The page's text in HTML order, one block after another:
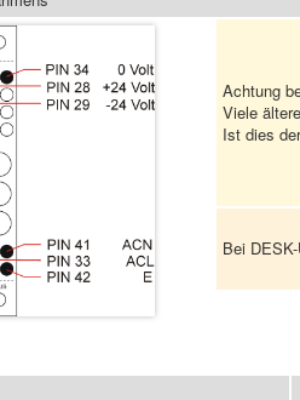
Achtung
Viele
Ist dies
Bei